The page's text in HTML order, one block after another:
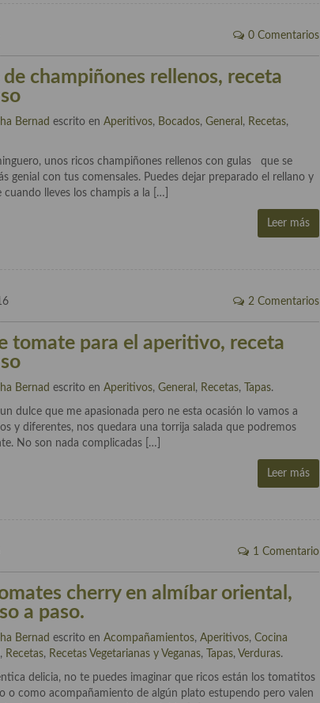
0 Comentarios
champiñones rellenos, receta
Bernad escrito enAperitivos, Bocados,General , Recetas,
unos ricos champiñones rellenos con gulas que se
genial con tus comensales. Puedes dejar preparado el rellano y
lleves los champis a la […]
Leer más
2 Comentarios
tomate para el aperitivo, receta
Bernad escrito enAperitivos,General , Recetas, Tapas.
dulce que me apasionada pero ne esta ocasión lo vamos a
y diferentes, nos quedara una torrija salada que podremos
No son nada complicadas […]
Leer más
1 Comentario
cherry en almíbar oriental,
a paso.
Bernad escrito enAcompañamientos,Aperitivos,Cocina
, Recetas, Recetas Vegetarianas y Veganas, Tapas, Verduras.
delicia, no te puedes imaginar que ricos están los tomatitos
o como acompañamiento de algún plato estupendo pero valen